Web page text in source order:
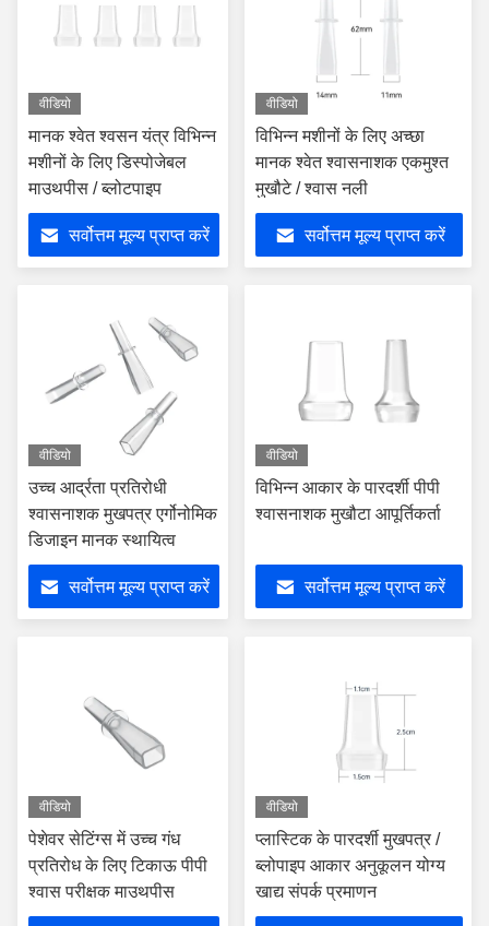
वीडियो
मानक श्वेत श्वसन यंत्र विभिन्न
मशीनों के लिए डिस्पोजेबल
माउथपीस / ब्लोटपाइप
सर्वोत्तम मूल्य प्राप्त करें
वीडियो
विभिन्न मशीनों के लिए अच्छा
मानक श्वेत श्वासनाशक एकमुश्त
मुखौटे / श्वास नली
सर्वोत्तम मूल्य प्राप्त करें
वीडियो
उच्च आर्द्रता प्रतिरोधी
श्वासनाशक मुखपत्र एर्गोनोमिक
डिजाइन मानक स्थायित्व
सर्वोत्तम मूल्य प्राप्त करें
वीडियो
विभिन्न आकार के पारदर्शी पीपी
श्वासनाशक मुखौटा आपूर्तिकर्ता
सर्वोत्तम मूल्य प्राप्त करें
वीडियो
पेशेवर सेटिंग्स में उच्च गंध
प्रतिरोध के लिए टिकाऊ पीपी
श्वास परीक्षक माउथपीस
वीडियो
प्लास्टिक के पारदर्शी मुखपत्र /
ब्लोपाइप आकार अनुकूलन योग्य
खाद्य संपर्क प्रमाणन